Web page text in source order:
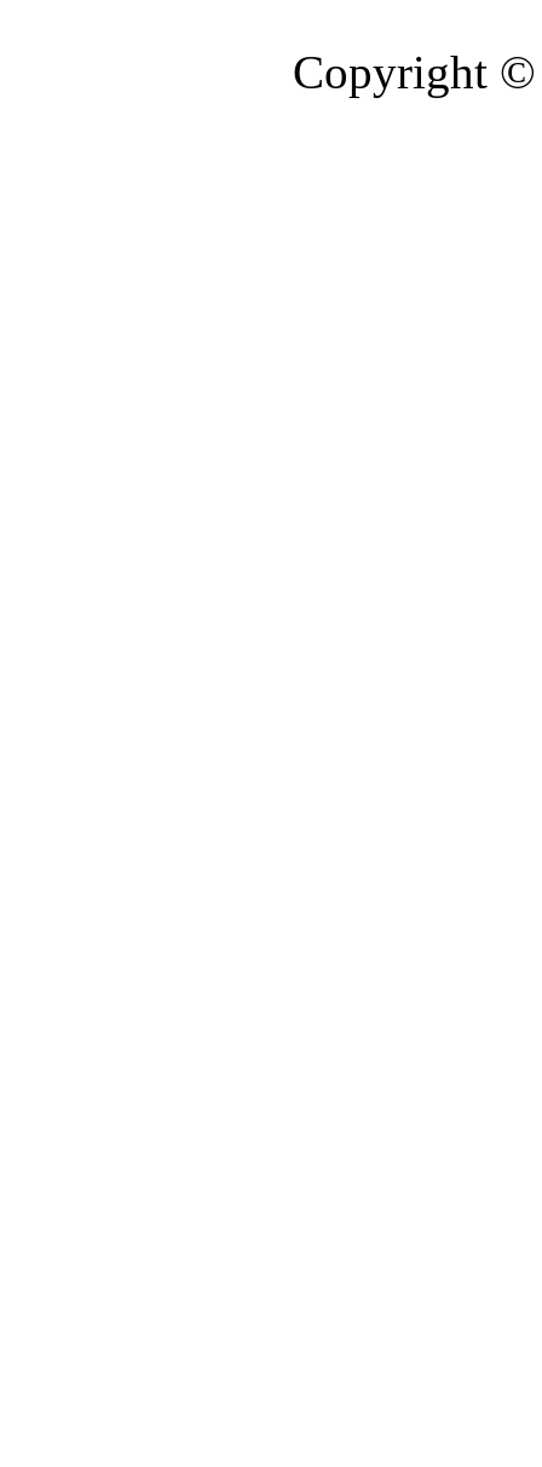
Copyright ©